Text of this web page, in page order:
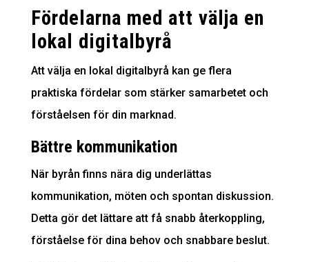
Fördelarna med att välja en
lokal digitalbyrå
Att välja en lokal digitalbyrå kan ge flera
praktiska fördelar som stärker samarbetet och
förståelsen för din marknad.
Bättre kommunikation
När byrån finns nära dig underlättas
kommunikation, möten och spontan diskussion.
Detta gör det lättare att få snabb återkoppling,
förståelse för dina behov och snabbare beslut.